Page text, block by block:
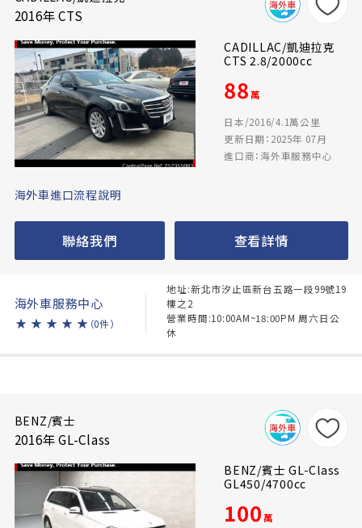
2016年 CTS
CADILLAC/凱迪拉克
CTS 2.8/2000cc
88萬
日本/2016/4.1萬公里
更新日期：2025年 07月
進口商：海外車服務中心
海外車進口流程說明
聯絡我們 查看詳情
海外車服務中心
★ ★ ★ ★ ★ （0件）
地址:新北市汐止區新台五路一段99號19
樓之2
營業時間:10:00AM~18:00PM 周六日公
休
BENZ/賓士
2016年 GL-Class
BENZ/賓士 GL-Class
GL450/4700cc
100萬